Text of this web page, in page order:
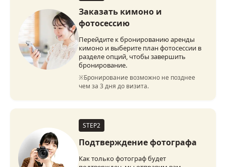
Заказать кимоно и
фотосессию
Перейдите к бронированию аренды
кимоно и выберите план фотосессии в
разделе опций, чтобы завершить
бронирование.
※Бронирование возможно не позднее
чем за 3 дня до визита.
STEP2
Подтверждение фотографа
Как только фотограф будет